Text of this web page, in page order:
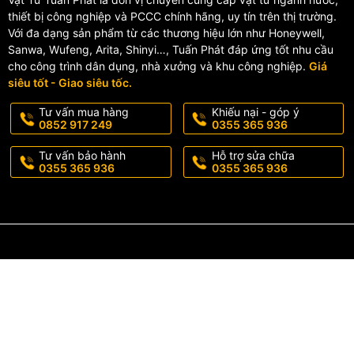
🏗️ Cấu tạo của cút gang 45
Cút gang BB 45 độ gồm 3 phần chính:
🔸 Phần thân
Thiết kế dạng cong 45°, được đúc nguyên khối bằng gang cầu
🔸 Hai đầu mặt bích
thiết bị công nghiệp và PCCC chính hãng, uy tín trên thị trường.
Với đa dạng sản phẩm từ các thương hiệu lớn như Honeywell,
Sanwa, Wufeng, Arita, Shinyi…, Tuấn Phát đáp ứng tốt nhu cầu
cho công trình dân dụng, nhà xưởng và khu công nghiệp. Giá
siêu tốt - Giao siêu tốc.
Tư vấn mua hàng
0852 917 249
Khiếu nại - góp ý
0355 365 936
Tư vấn bảo hành
0355 365 936
Hỗ trợ sửa chữa
0355 365 936